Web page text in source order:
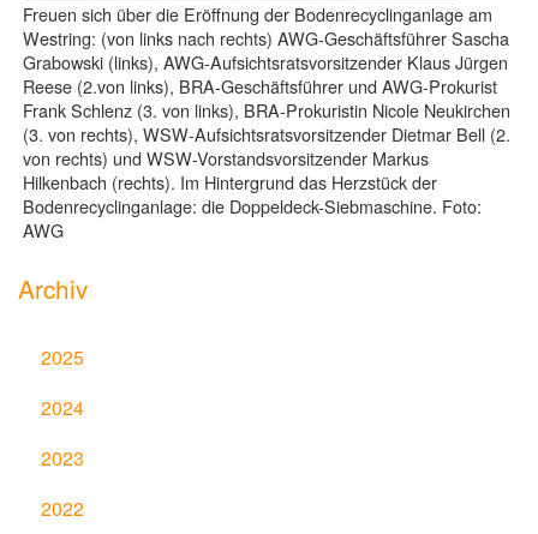
Freuen sich über die Eröffnung der Bodenrecyclinganlage am
Westring: (von links nach rechts) AWG-Geschäftsführer Sascha
Grabowski (links), AWG-Aufsichtsratsvorsitzender Klaus Jürgen
Reese (2.von links), BRA-Geschäftsführer und AWG-Prokurist
Frank Schlenz (3. von links), BRA-Prokuristin Nicole Neukirchen
(3. von rechts), WSW-Aufsichtsratsvorsitzender Dietmar Bell (2.
von rechts) und WSW-Vorstandsvorsitzender Markus
Hilkenbach (rechts). Im Hintergrund das Herzstück der
Bodenrecyclinganlage: die Doppeldeck-Siebmaschine. Foto:
AWG
Archiv
2025
2024
2023
2022